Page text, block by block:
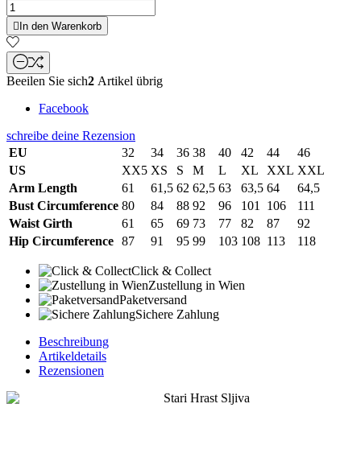
 In den Warenkorb
Beeilen Sie sich2 Artikel übrig
Facebook
schreibe deine Rezension
EU
32 34 36 38 40 42 44
46
US
XX5 XS S M L XL XXL XXL
Arm Length
61 61,5 62 62,5 63 63,5 64
64,5
Bust Circumference 80 84 88 92 96 101 106
111
Waist Girth
61 65 69 73 77 82 87
92
Hip Circumference 87 91 95 99 103 108 113 118
Click & Collect
Zustellung in Wien
Paketversand
Sichere Zahlung
Beschreibung
Artikeldetails
Rezensionen